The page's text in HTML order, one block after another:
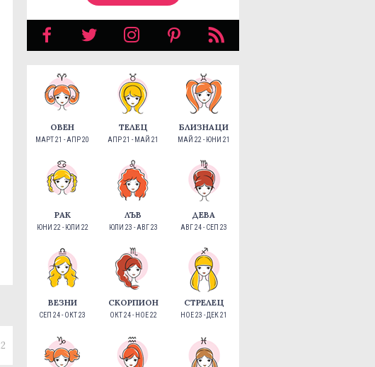
ОВЕН
МАРТ 21 - АПР 20
ТЕЛЕЦ
АПР 21 - МАЙ 21
БЛИЗНАЦИ
МАЙ 22 - ЮНИ 21
РАК
ЮНИ 22 - ЮЛИ 22
ЛЪВ
ЮЛИ 23 - АВГ 23
ДЕВА
АВГ 24 - СЕП 23
ВЕЗНИ
СЕП 24 - ОКТ 23
СКОРПИОН
ОКТ 24 - НОЕ 22
СТРЕЛЕЦ
НОЕ 23 - ДЕК 21